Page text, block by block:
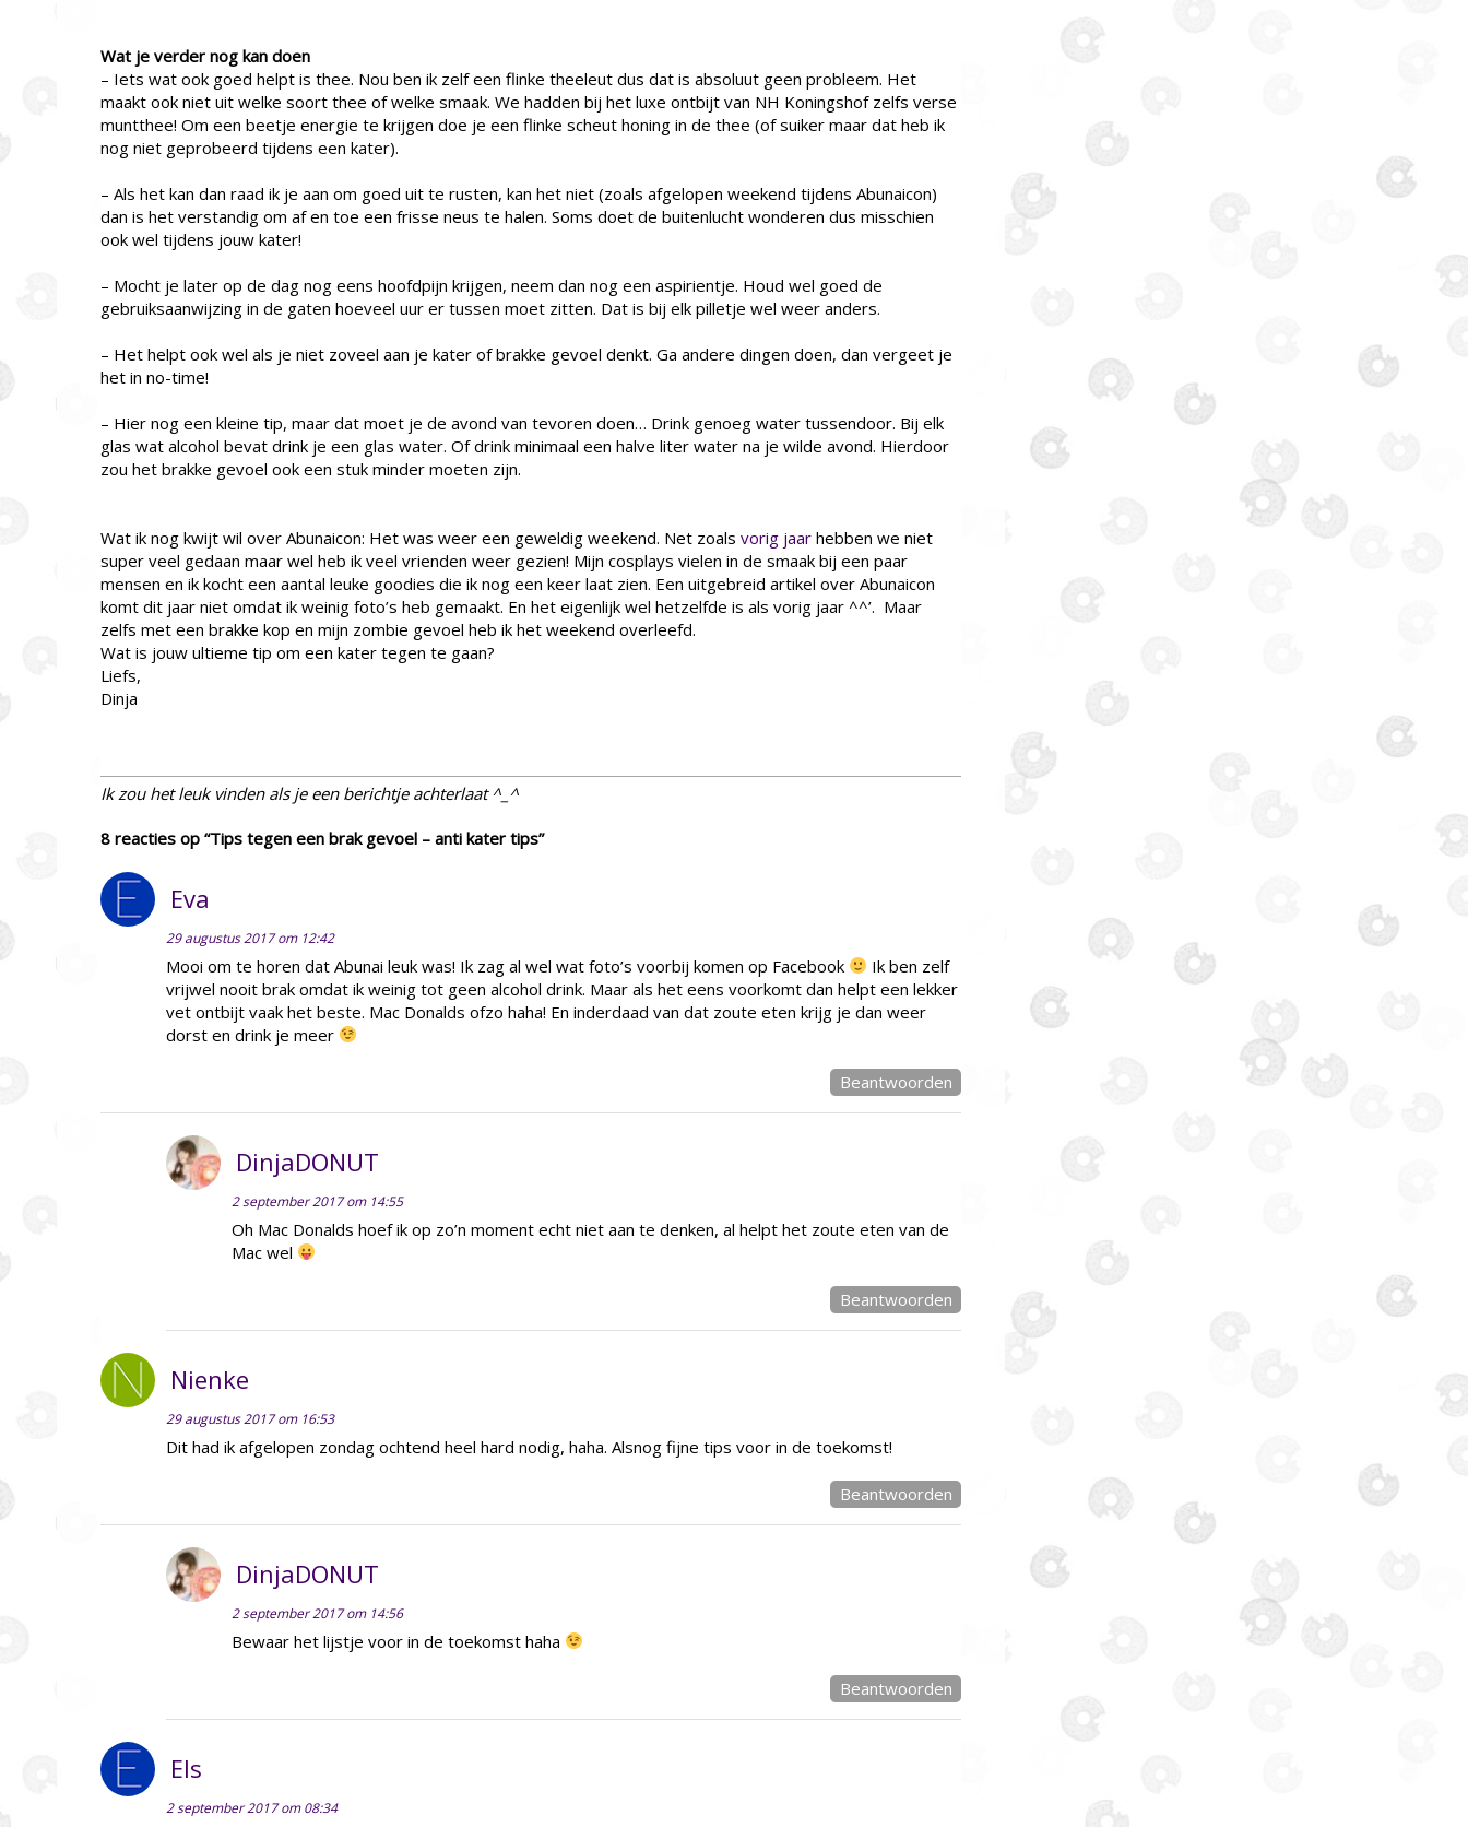
Wat je verder nog kan doen
– Iets wat ook goed helpt is thee. Nou ben ik zelf een flinke theeleut dus dat is absoluut geen probleem. Het
maakt ook niet uit welke soort thee of welke smaak. We hadden bij het luxe ontbijt van NH Koningshof zelfs verse
muntthee! Om een beetje energie te krijgen doe je een flinke scheut honing in de thee (of suiker maar dat heb ik
nog niet geprobeerd tijdens een kater).
– Als het kan dan raad ik je aan om goed uit te rusten, kan het niet (zoals afgelopen weekend tijdens Abunaicon)
dan is het verstandig om af en toe een frisse neus te halen. Soms doet de buitenlucht wonderen dus misschien
ook wel tijdens jouw kater!
– Mocht je later op de dag nog eens hoofdpijn krijgen, neem dan nog een aspirientje. Houd wel goed de
gebruiksaanwijzing in de gaten hoeveel uur er tussen moet zitten. Dat is bij elk pilletje wel weer anders.
– Het helpt ook wel als je niet zoveel aan je kater of brakke gevoel denkt. Ga andere dingen doen, dan vergeet je
het in no-time!
– Hier nog een kleine tip, maar dat moet je de avond van tevoren doen… Drink genoeg water tussendoor. Bij elk
glas wat alcohol bevat drink je een glas water. Of drink minimaal een halve liter water na je wilde avond. Hierdoor
zou het brakke gevoel ook een stuk minder moeten zijn.
Wat ik nog kwijt wil over Abunaicon: Het was weer een geweldig weekend. Net zoals vorig jaar hebben we niet
super veel gedaan maar wel heb ik veel vrienden weer gezien! Mijn cosplays vielen in de smaak bij een paar
mensen en ik kocht een aantal leuke goodies die ik nog een keer laat zien. Een uitgebreid artikel over Abunaicon
komt dit jaar niet omdat ik weinig foto’s heb gemaakt. En het eigenlijk wel hetzelfde is als vorig jaar ^^’. Maar
zelfs met een brakke kop en mijn zombie gevoel heb ik het weekend overleefd.
Wat is jouw ultieme tip om een kater tegen te gaan?
Liefs,
Dinja
Ik zou het leuk vinden als je een berichtje achterlaat ^_^
8 reacties op “Tips tegen een brak gevoel – anti kater tips”
Eva
29 augustus 2017 om 12:42
Mooi om te horen dat Abunai leuk was! Ik zag al wel wat foto’s voorbij komen op Facebook
Ik ben zelf
vrijwel nooit brak omdat ik weinig tot geen alcohol drink. Maar als het eens voorkomt dan helpt een lekker
vet ontbijt vaak het beste. Mac Donalds ofzo haha! En inderdaad van dat zoute eten krijg je dan weer
dorst en drink je meer
Beantwoorden
DinjaDONUT
2 september 2017 om 14:55
Oh Mac Donalds hoef ik op zo’n moment echt niet aan te denken, al helpt het zoute eten van de
Mac wel
Beantwoorden
Nienke
29 augustus 2017 om 16:53
Dit had ik afgelopen zondag ochtend heel hard nodig, haha. Alsnog fijne tips voor in de toekomst!
Beantwoorden
DinjaDONUT
2 september 2017 om 14:56
Bewaar het lijstje voor in de toekomst haha
Beantwoorden
Els
2 september 2017 om 08:34